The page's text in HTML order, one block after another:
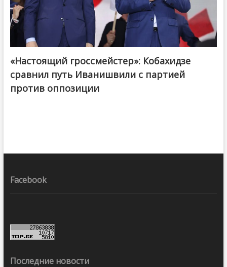
@ქართული ოცნება / Georgian Dream
«Настоящий гроссмейстер»: Кобахидзе
сравнил путь Иванишвили с партией
против оппозиции
Facebook
Последние новости